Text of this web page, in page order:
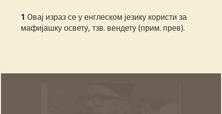
1 Oвај израз се у енглеском језику користи за
мафијашку освету, тзв. вендету (прим. прев).